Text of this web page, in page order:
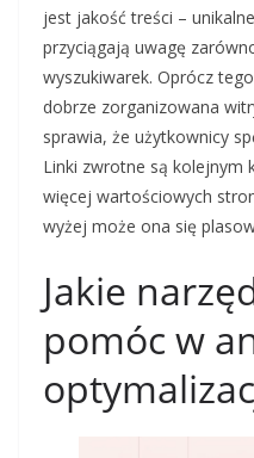
jest jakość treści –
przyciągają uwagę
wyszukiwarek. Oprócz
dobrze zorganizowana
sprawia, że użytkownicy
Linki zwrotne są kolejnym
więcej wartościowych
wyżej może ona się
Jakie
pomóc w